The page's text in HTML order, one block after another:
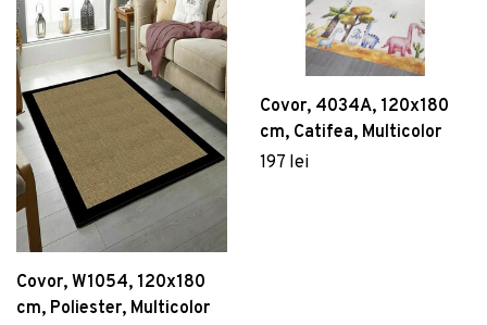
Covor, W1054, 120x180
cm, Poliester, Multicolor
Covor, 4034A, 120x180
cm, Catifea, Multicolor
197 lei